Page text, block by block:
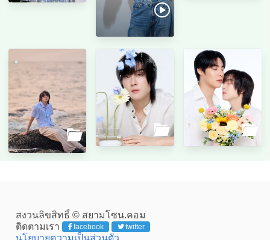
สงวนลิขสิทธิ์ © สยามโซน.คอม
ติดตามเรา
facebook twitter
นโยบายความเป็นส่วนตัว